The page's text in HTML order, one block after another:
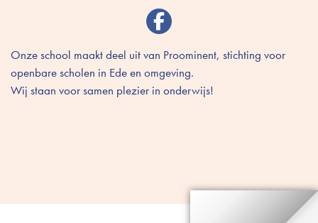
Onze school maakt deel uit van Proominent, stichting voor
openbare scholen in Ede en omgeving.
Wij staan voor samen plezier in onderwijs!